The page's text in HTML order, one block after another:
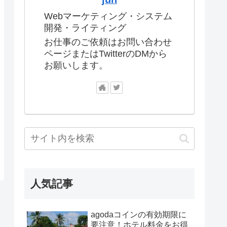
Webマーケティング・システム
開発・ライティング
お仕事のご依頼はお問い合わせ
ページまたはTwitterのDMから
お願いします。
人気記事
agodaコインの有効期限に
要注意！ホテル料金をお得